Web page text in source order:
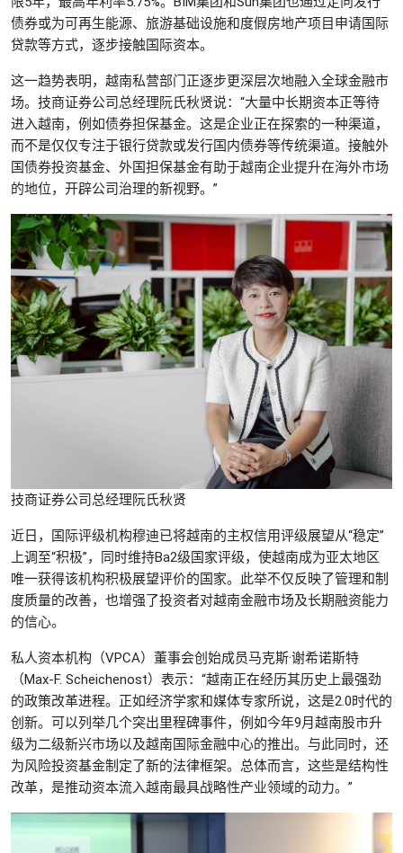
债券或为可再生能源、旅游基础设施和度假房地产项目申请国际
贷款等方式，逐步接触国际资本。
这一趋势表明，越南私营部门正逐步更深层次地融入全球金融市
场。技商证券公司总经理阮氏秋贤说：“大量中长期资本正等待
进入越南，例如债券担保基金。这是企业正在探索的一种渠道，
而不是仅仅专注于银行贷款或发行国内债券等传统渠道。接触外
国债券投资基金、外国担保基金有助于越南企业提升在海外市场
的地位，开辟公司治理的新视野。”
技商证券公司总经理阮氏秋贤
近日，国际评级机构穆迪已将越南的主权信用评级展望从“稳定”
上调至“积极”，同时维持Ba2级国家评级，使越南成为亚太地区
唯一获得该机构积极展望评价的国家。此举不仅反映了管理和制
度质量的改善，也增强了投资者对越南金融市场及长期融资能力
的信心。
私人资本机构（VPCA）董事会创始成员马克斯·谢希诺斯特
（Max-F. Scheichenost）表示：“越南正在经历其历史上最强劲
的政策改革进程。正如经济学家和媒体专家所说，这是2.0时代的
创新。可以列举几个突出里程碑事件，例如今年9月越南股市升
级为二级新兴市场以及越南国际金融中心的推出。与此同时，还
为风险投资基金制定了新的法律框架。总体而言，这些是结构性
改革，是推动资本流入越南最具战略性产业领域的动力。”